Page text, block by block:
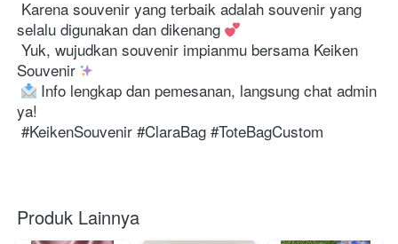
selalu digunakan dan dikenang
Souvenir
Info lengkap dan pemesanan, langsung chat admin
ya!
#KeikenSouvenir #ClaraBag #ToteBagCustom
Produk Lainnya